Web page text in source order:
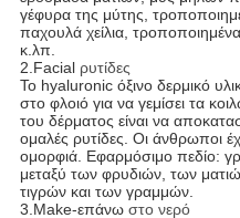
γέφυρα της μύτης,
παχουλά χείλια,
κ.λπ.
2.Facialρυτίδες
Το hyaluronic όξινο δερμικό
στο φλοιό για να γεμίσει τα
του δέρματος είναι να
ομαλές ρυτίδες. Οι άνθρωποι
ομορφιά. Εφαρμόσιμο πεδίο:
μεταξύ των φρυδιών, των
τιγρών και των γραμμών.
3.Make-επάνωστο νερό